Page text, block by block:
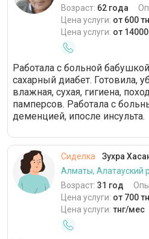
Возраст: 62 года
Цена услуги: от 600
Цена услуги: от
Работала с больной
сахарный диабет. Готовила,
влажная, сухая, гигиена,
памперсов. Работала с
деменцией, ипосле инсульта.
Сиделка
Зухра
Алматы, Алатауский
Возраст: 31 год
Цена услуги: от 700
Цена услуги: тнг/мес